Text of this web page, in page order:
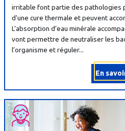
irritable font partie des pathologies
d'une cure thermale et peuvent
L’absorption d’eau minérale
vont permettre de neutraliser les
l’organisme et réguler...
En